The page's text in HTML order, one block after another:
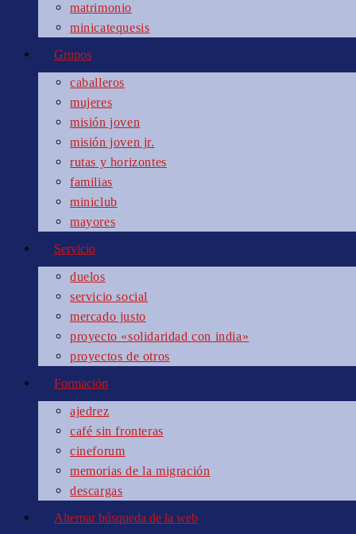
matrimonio
minicatequesis
Grupos
caballeros
mujeres
misión joven
misión joven jr.
rutas y horizontes
familias
miniclub
mayores
Servicio
duelos
servicio social
mercado justo
proyecto «solidaridad con india»
proyectos de otros
Formación
ajedrez
café sin fronteras
cineforum
memorias de la migración
descargas
Alternar búsqueda de la web